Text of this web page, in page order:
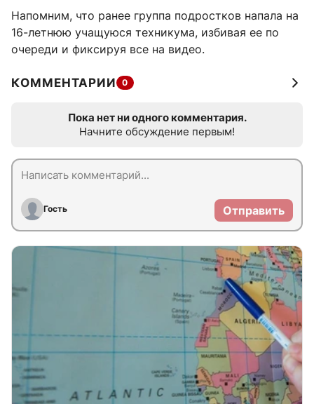
Напомним, что ранее группа подростков напала на
16-летнюю учащуюся техникума, избивая ее по
очереди и фиксируя все на видео.
КОММЕНТАРИИ 0
Пока нет ни одного комментария.
Начните обсуждение первым!
Гость Отправить